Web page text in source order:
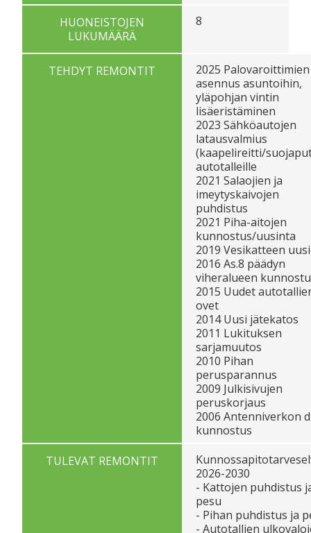
HUONEISTOJEN
LUKUMÄÄRÄ
8
TEHDYT REMONTIT
2025 Palovaroittimien
asennus asuntoihin,
yläpohjan vintin
lisäeristäminen
2023 Sähköautojen
latausvalmius
(kaapelireitti/
autotalleille
2021 Salaojien ja
imeytyskaivojen
puhdistus
2021 Piha-aitojen
kunnostus/uusinta
2019 Vesikatteen
2016 As.8 päädyn
viheralueen
2015 Uudet
ovet
2014 Uusi jätekatos
2011 Lukituksen
sarjamuutos
2010 Pihan
perusparannus
2009 Julkisivujen
peruskorjaus
2006 Antenniverkon
kunnostus
TULEVAT REMONTIT
2026-2030
- Kattojen puhdistus
pesu
- Pihan puhdistus ja
- Autotallien